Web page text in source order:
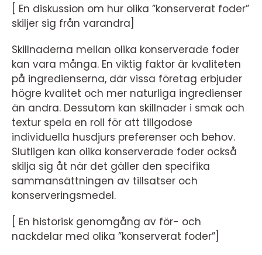
[ En diskussion om hur olika ”konserverat foder”
skiljer sig från varandra]
Skillnaderna mellan olika konserverade foder
kan vara många. En viktig faktor är kvaliteten
på ingredienserna, där vissa företag erbjuder
högre kvalitet och mer naturliga ingredienser
än andra. Dessutom kan skillnader i smak och
textur spela en roll för att tillgodose
individuella husdjurs preferenser och behov.
Slutligen kan olika konserverade foder också
skilja sig åt när det gäller den specifika
sammansättningen av tillsatser och
konserveringsmedel.
[ En historisk genomgång av för- och
nackdelar med olika ”konserverat foder”]